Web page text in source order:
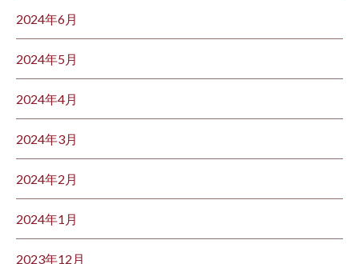
2024年6月
2024年5月
2024年4月
2024年3月
2024年2月
2024年1月
2023年12月